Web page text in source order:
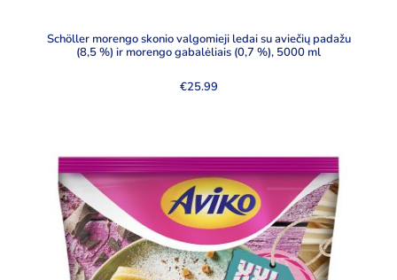
Schöller morengo skonio valgomieji ledai su aviečių padažu
(8,5 %) ir morengo gabalėliais (0,7 %), 5000 ml
€25.99